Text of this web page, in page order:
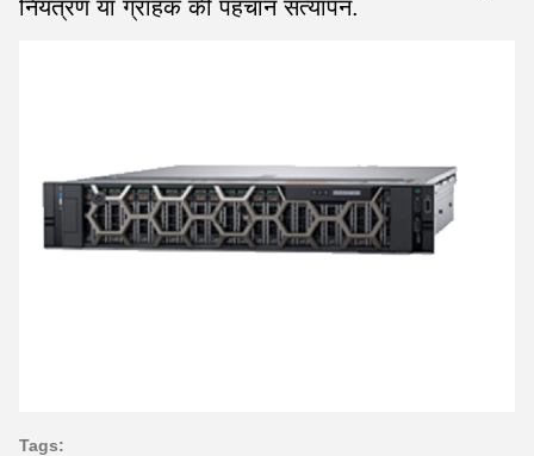
नियंत्रण या ग्राहक की पहचान सत्यापन.
Tags: